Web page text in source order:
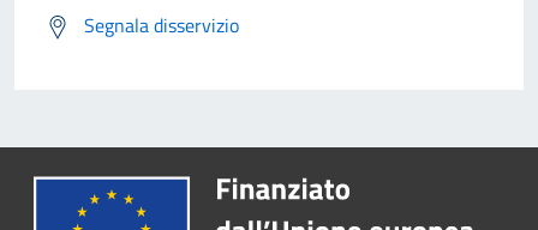
Segnala disservizio